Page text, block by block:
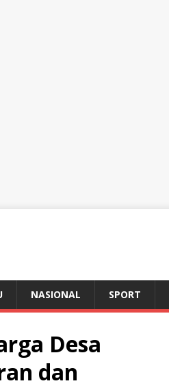
NASIONAL SPORT
Desa
dan